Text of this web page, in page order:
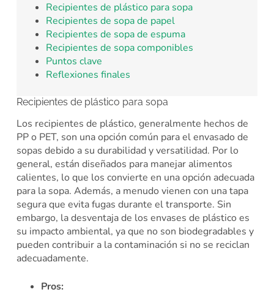
Recipientes de plástico para sopa
Recipientes de sopa de papel
Recipientes de sopa de espuma
Recipientes de sopa componibles
Puntos clave
Reflexiones finales
Recipientes de plástico para sopa
Los recipientes de plástico, generalmente hechos de
PP o PET, son una opción común para el envasado de
sopas debido a su durabilidad y versatilidad. Por lo
general, están diseñados para manejar alimentos
calientes, lo que los convierte en una opción adecuada
para la sopa. Además, a menudo vienen con una tapa
segura que evita fugas durante el transporte. Sin
embargo, la desventaja de los envases de plástico es
su impacto ambiental, ya que no son biodegradables y
pueden contribuir a la contaminación si no se reciclan
adecuadamente.
Pros: